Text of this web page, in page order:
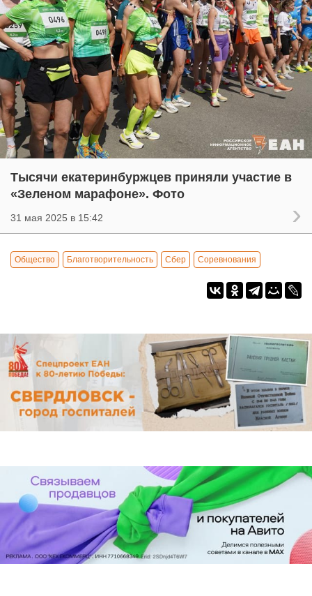
Тысячи екатеринбуржцев приняли участие в
«Зеленом марафоне». Фото
31 мая 2025 в 15:42
Общество Благотворительность Сбер Соревнования